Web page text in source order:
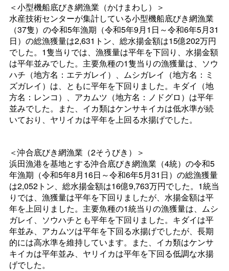
＜小型機船底びき網漁業（かけまわし）＞
水産技術センターが集計している小型機船底びき網漁業
（37隻）の令和5年漁期（令和5年9月1日～令和6年5月31
日）の総漁獲量は2,631トン、総水揚金額は15億202万円
でした。1隻当りでは、漁獲量は平年を下回り、水揚金額
は平年並みでした。主要魚種の1隻当りの漁獲量は、ソウ
ハチ（地方名：エテガレイ）、ムシガレイ（地方名：ミ
ズガレイ）は、ともに平年を下回りました。キダイ（地
方名：レンコ）、アカムツ（地方名：ノドグロ）は平年
並みでした。また、イカ類はケンサキイカは低水準が続
いており、ヤリイカは平年を上回る水揚げでした。
＜沖合底びき網漁業（2そうびき）＞
浜田漁港を基地とする沖合底びき網漁業（4統）の令和5
年漁期（令和5年8月16日～令和6年5月31日）の総漁獲量
は2,052トン、総水揚金額は16億9,763万円でした。1統当
りでは、漁獲量は平年を下回りましたが、水揚金額は平
年を上回りました。主要魚種の1統当りの漁獲量は、ムシ
ガレイ、ソウハチとも平年を下回りました。キダイは平
年並み、アカムツは平年を下回る水揚げでしたが、長期
的には高水準を維持しています。また、イカ類はケンサ
キイカは平年並み、ヤリイカは平年を下回る低調な水揚
げでした。